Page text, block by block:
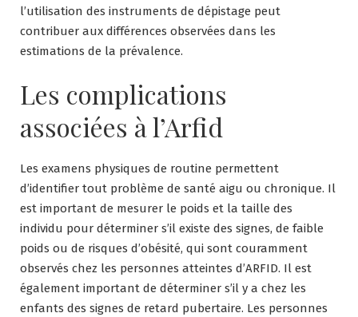
l’utilisation des instruments de dépistage peut
contribuer aux différences observées dans les
estimations de la prévalence.
Les complications
associées à l’Arfid
Les examens physiques de routine permettent
d’identifier tout problème de santé aigu ou chronique. Il
est important de mesurer le poids et la taille des
individu pour déterminer s’il existe des signes, de faible
poids ou de risques d’obésité, qui sont couramment
observés chez les personnes atteintes d’ARFID. Il est
également important de déterminer s’il y a chez les
enfants des signes de retard pubertaire. Les personnes